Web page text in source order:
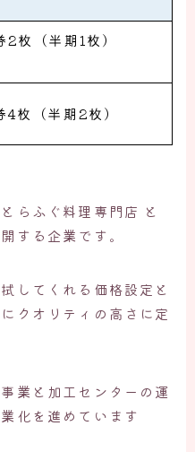
枚（半期1枚）
枚（半期2枚）
らふぐ料理専門店 と
する企業です。
してくれる価格設定と
クオリティの高さに定
業と加工センターの運
化を進めています